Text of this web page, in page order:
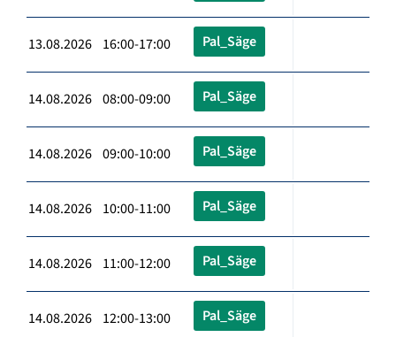
13.08.2026 16:00-17:00 Pal_Säge
14.08.2026 08:00-09:00 Pal_Säge
14.08.2026 09:00-10:00 Pal_Säge
14.08.2026 10:00-11:00 Pal_Säge
14.08.2026 11:00-12:00 Pal_Säge
14.08.2026 12:00-13:00 Pal_Säge